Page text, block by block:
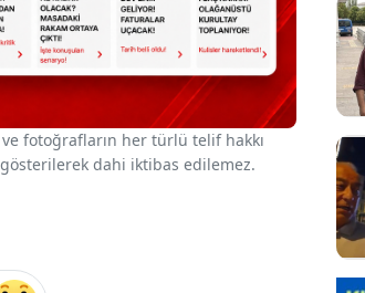
fotoğrafların her türlü telif hakkı
dahi iktibas edilemez.